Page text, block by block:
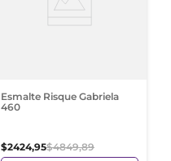
Esmalte Risque Gabriela
460
$2424,95$4849,89